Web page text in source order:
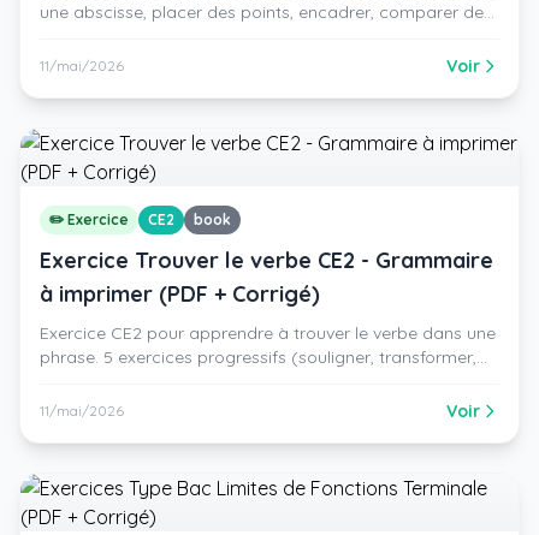
une abscisse, placer des points, encadrer, comparer des
progressifs, PDF gratuit à imprimer + corrigé détaillé.
11/mai/2026 Voir
✏️ Exercice CE2 book
Exercice Trouver le verbe CE2 - Grammaire
à imprimer (PDF + Corrigé)
Exercice CE2 pour apprendre à trouver le verbe dans une
phrase. 5 exercices progressifs (souligner, transformer,
à imprimer + corrigé détaillé.
11/mai/2026 Voir